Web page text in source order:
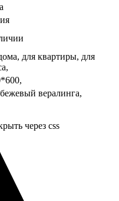
для квартиры, для
вералинга,
через css